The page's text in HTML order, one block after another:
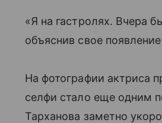
«Я на гастролях. Вчера
объяснив свое
На фотографии актриса
селфи стало еще одним
Тарханова заметно